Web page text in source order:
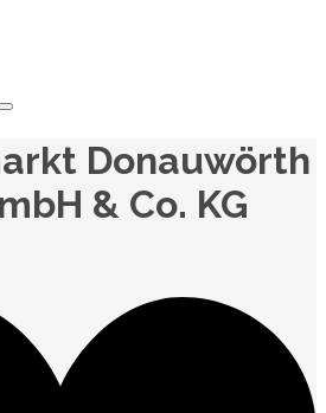
Donauwörth
& Co. KG